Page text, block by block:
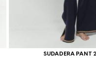
SUDADERA PANT